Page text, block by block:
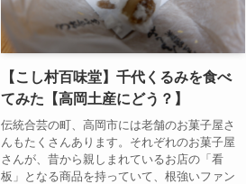
【こし村百味堂】千代くるみを食べ
てみた【高岡土産にどう？】
伝統合芸の町、高岡市には老舗のお菓子屋さ
んもたくさんあります。それぞれのお菓子屋
さんが、昔から親しまれているお店の「看
板」となる商品を持っていて、根強いファン